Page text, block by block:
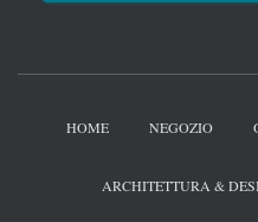
HOME NEGOZIO
ARCHITETTURA &